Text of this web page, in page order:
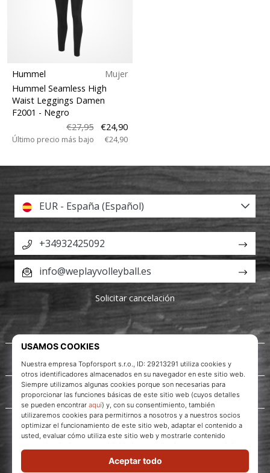
Hummel
Mujer
Hummel Seamless High
Waist Leggings Damen
F2001 - Negro
€27,95
€24,90
Último precio más bajo €24,90
Acerca de nosotros
Servicio al cliente
EUR - España (Español)
+34932425092
info@weplayvolleyball.es
Solicitar cancelación